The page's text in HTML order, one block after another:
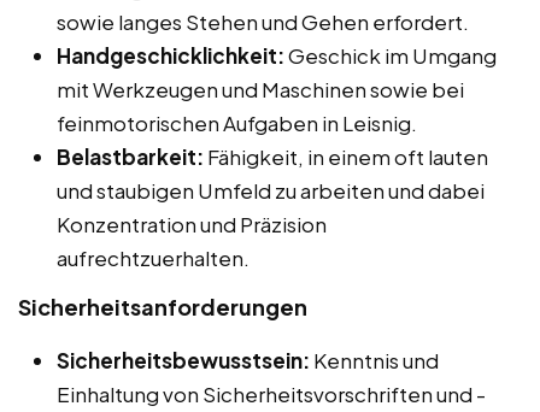
sowie langes Stehen und Gehen erfordert.
Handgeschicklichkeit:Geschick im Umgang
mit Werkzeugen und Maschinen sowie bei
feinmotorischen Aufgaben in Leisnig.
Belastbarkeit: Fähigkeit, in einem oft lauten
und staubigen Umfeld zu arbeiten und dabei
Konzentration und Präzision
aufrechtzuerhalten.
Sicherheitsanforderungen
Sicherheitsbewusstsein: Kenntnis und
Einhaltung von Sicherheitsvorschriften und -